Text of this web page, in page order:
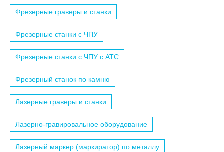
Фрезерные граверы и станки
Фрезерные станки с ЧПУ
Фрезерные станки с ЧПУ c АТС
Фрезерный станок по камню
Лазерные граверы и станки
Лазерно-гравировальное оборудование
Лазерный маркер (маркиратор) по металлу